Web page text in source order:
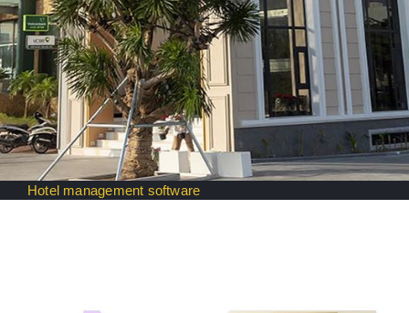
Hotel management software